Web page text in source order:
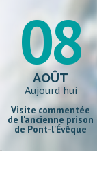
08
AOÛT
Aujourd'hui
Visite commentée
de l'ancienne prison
de Pont-l'Évêque